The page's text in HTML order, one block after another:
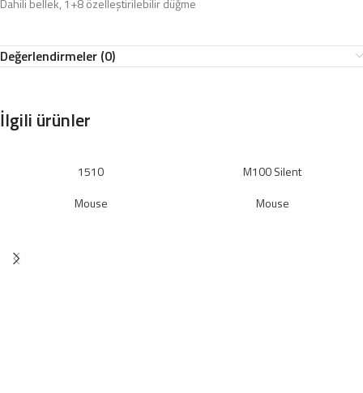
Dahili bellek, 1+8 özelleştirilebilir düğme
Değerlendirmeler (0)
İlgili ürünler
1510
Mouse
M100 Silent
Mouse